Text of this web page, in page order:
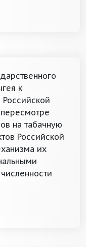
к
на табачную
Российской
их